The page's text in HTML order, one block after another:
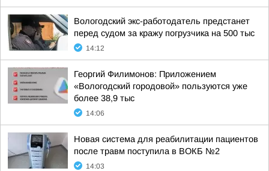
Вологодский экс-работодатель предстанет
перед судом за кражу погрузчика на 500 тыс
14:12
Георгий Филимонов: Приложением
«Вологодский городовой» пользуются уже
более 38,9 тыс
14:06
Новая система для реабилитации пациентов
после травм поступила в ВОКБ №2
14:03